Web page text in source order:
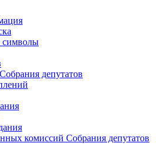
депутатов
комиссий Собрания депутатов